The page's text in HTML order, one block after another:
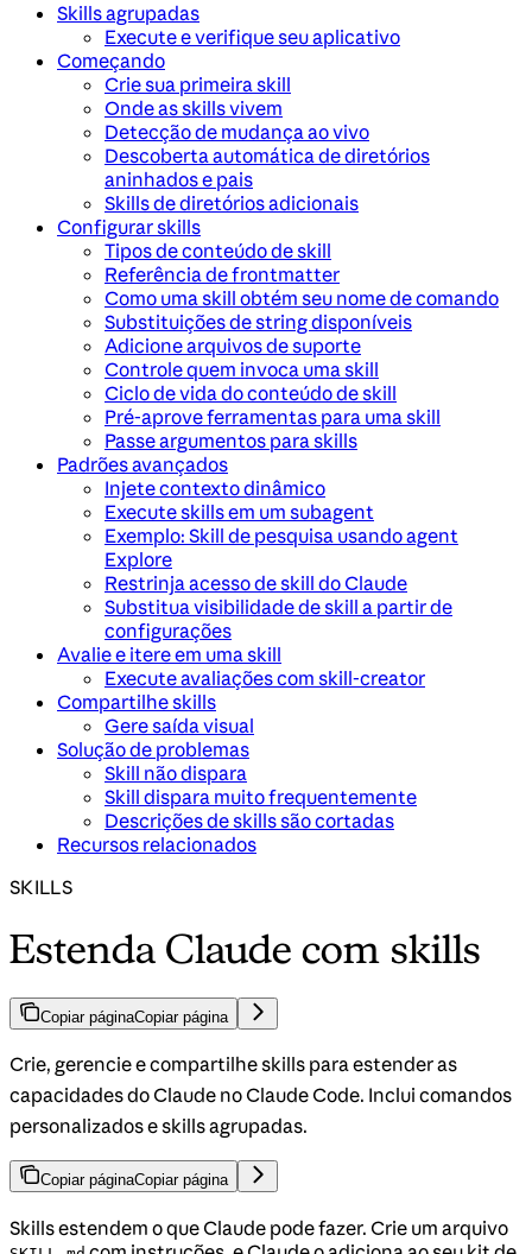
Skills agrupadas
Execute e verifique seu aplicativo
Começando
Crie sua primeira skill
Onde as skills vivem
Detecção de mudança ao vivo
Descoberta automática de diretórios
aninhados e pais
Skills de diretórios adicionais
Configurar skills
Tipos de conteúdo de skill
Referência de frontmatter
Como uma skill obtém seu nome de comando
Substituições de string disponíveis
Adicione arquivos de suporte
Controle quem invoca uma skill
Ciclo de vida do conteúdo de skill
Pré-aprove ferramentas para uma skill
Passe argumentos para skills
Padrões avançados
Injete contexto dinâmico
Execute skills em um subagent
Exemplo: Skill de pesquisa usando agent
Explore
Restrinja acesso de skill do Claude
Substitua visibilidade de skill a partir de
configurações
Avalie e itere em uma skill
Execute avaliações com skill-creator
Compartilhe skills
Gere saída visual
Solução de problemas
Skill não dispara
Skill dispara muito frequentemente
Descrições de skills são cortadas
Recursos relacionados
SKILLS
Estenda Claude com skills
Copiar páginaCopiar página
Crie, gerencie e compartilhe skills para estender as
capacidades do Claude no Claude Code. Inclui comandos
personalizados e skills agrupadas.
Copiar páginaCopiar página
Skills estendem o que Claude pode fazer. Crie um arquivo